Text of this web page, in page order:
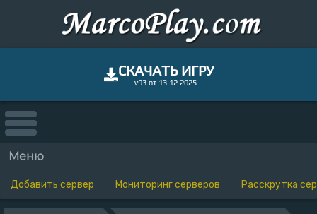
СКАЧАТЬ ИГРУ
v93 от 13.12.2025
Меню
Добавить сервер Мониторинг серверов Расскрутка